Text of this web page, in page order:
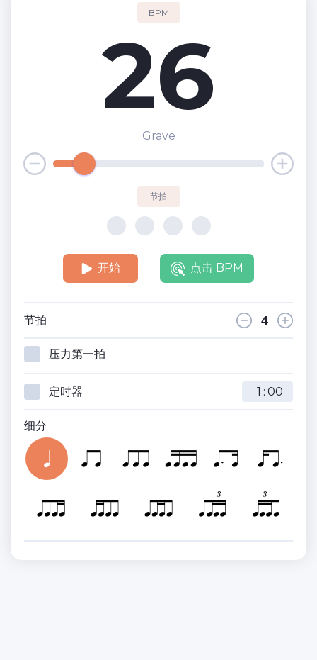
BPM
26
Grave
节拍
开始 点击 BPM
节拍
压力第一拍
定时器 :
细分